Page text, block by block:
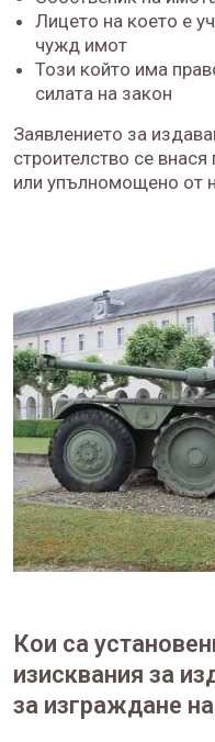
Лицето на което е
чужд имот
Този който има
силата на закон
Заявлението за
строителство се
или упълномощено от
Кои са
изисквания за
за изграждане